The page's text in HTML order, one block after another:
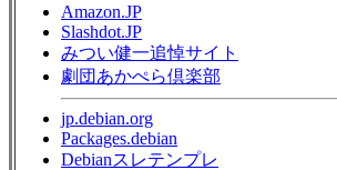
Amazon.JP
Slashdot.JP
みつい健一追悼サイト
劇団あかぺら倶楽部
jp.debian.org
Packages.debian
Debianスレテンプレ